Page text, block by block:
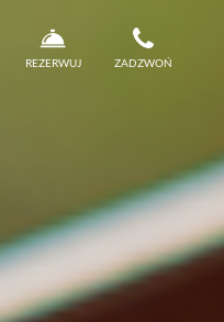
REZERWUJ ZADZWOŃ